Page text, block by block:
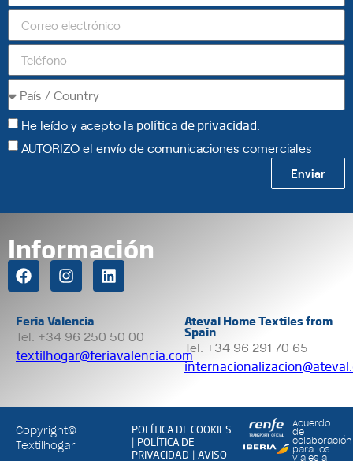
He leído y acepto la política de privacidad
AUTORIZO el envío de comunicaciones comerciales
Enviar
Información
Feria Valencia
Tel. +34 96 250 50 00
textilhogar@feriavalencia.com
Ateval Home Textiles from
Spain
Tel. +34 96 291 70 65
Copyright©
Textilhogar
POLÍTICA DE COOKIES
| POLÍTICA DE
PRIVACIDAD |AVISO
Acuerdo
de
colaboración
para los
viajes a